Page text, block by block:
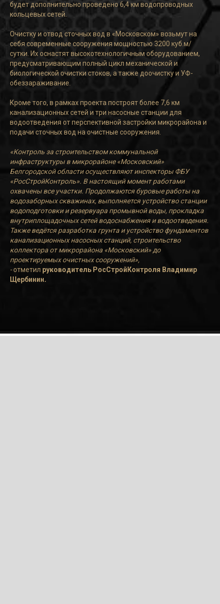
будет дополнительно проведено 6,4 км водопроводных
кольцевых сетей.
Очистку и отвод сточных вод в «Московском» возьмут на
себя современные сооружения мощностью 3200 куб.м/
сутки. Их оснастят высокотехнологичным оборудованием,
предусматривающим полный цикл механической и
биологической очистки стоков, а также доочистку и УФ-
обеззараживание.
Кроме того, в рамках проекта построят более 7,6 км
канализационных сетей и три насосные станции для
водоотведения от перспективной застройки микрорайона и
подачи сточных вод на очистные сооружения.
«Контроль за строительством коммунальной
инфраструктуры в микрорайоне «Московский»
Белгородской области осуществляют инспекторы ФБУ
«РосСтройКонтроль». В настоящий момент работами
охвачены все участки. Продолжаются буровые работы на
водозаборных скважинах, выполняется устройство станции
водоподготовки и резервуара промывной воды, прокладка
внутриплощадочных сетей водоснабжения и водоотведения.
Также ведётся разработка грунта и устройство фундаментов
канализационных насосных станций, строительство
коллектора от микрорайона «Московский» до
проектируемых очистных сооружений»,
-отметил руководитель РосСтройКонтроля Владимир
Щербинин.